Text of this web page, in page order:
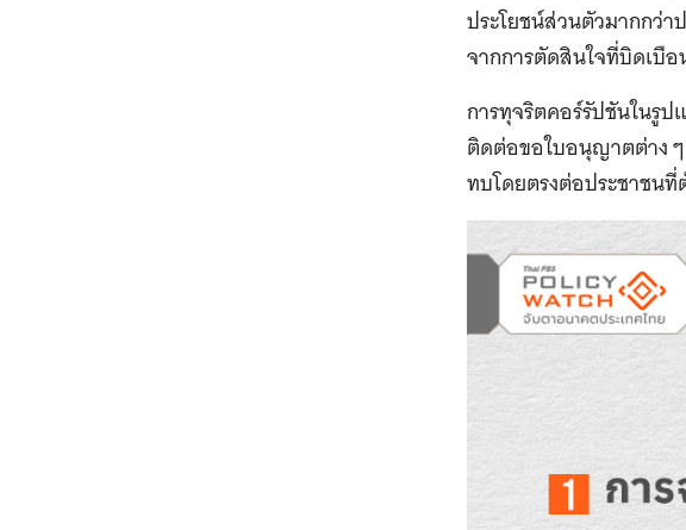
ประโยชน์ส่วนตัวมากกว่า
จากการตัดสินใจที่บิดเบื
การทุจริตคอร์รัปชันในรู
ติดต่อขอใบอนุญาตต่าง
ทบโดยตรงต่อประชาชน